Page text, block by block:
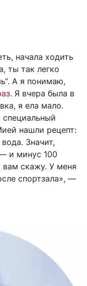
начала ходить
ты так легко
А я понимаю,
. Я вчера была в
я ела мало.
специальный
нашли рецепт:
Значит,
и минус 100
вам скажу. У меня
спортзала», —